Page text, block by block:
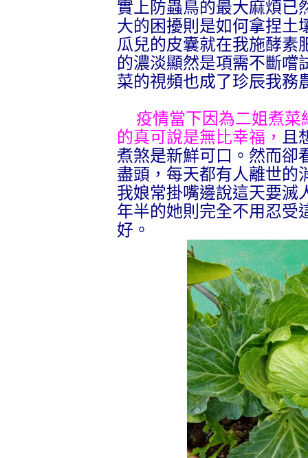
實上防蟲鳥的最大麻煩已
大的困擾則是如何拿捏土
瓜兒的皮囊就在我施酵素
的濃淡顯然是項需不斷嚐
菜的視頻也成了珍辰我務
疫情當下因為二姐煮
的真可說是無比幸福，
且
煮煞是新鮮可口。然而卻
盡頭，每天都有人離世的
我娘常掛嘴邊說這天要滅
年半的她則完全不用忍受
好。